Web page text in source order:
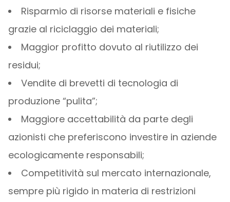
Risparmio di risorse materiali e fisiche
grazie al riciclaggio dei materiali;
Maggior profitto dovuto al riutilizzo dei
residui;
Vendite di brevetti di tecnologia di
produzione “pulita”;
Maggiore accettabilità da parte degli
azionisti che preferiscono investire in aziende
ecologicamente responsabili;
Competitività sul mercato internazionale,
sempre più rigido in materia di restrizioni